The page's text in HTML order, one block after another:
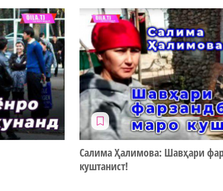
Салима Ҳалимова: Шавҳари
куштанист!